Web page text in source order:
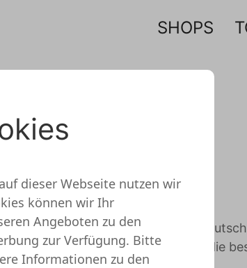
SHOPS
zu sparen. Dazu zählen
im Sale angeboten werden oder die
dieser Webseite nutzen wir
können wir Ihr
Angeboten zu den
zur Verfügung. Bitte
Informationen zu den